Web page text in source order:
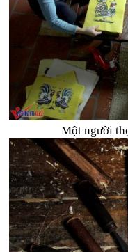
Một người